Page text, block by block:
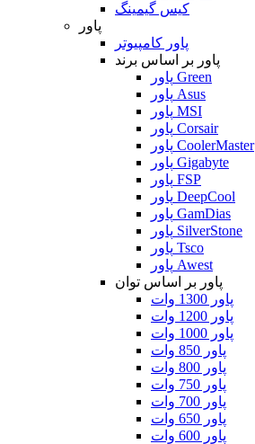
کیس گیمینگ
پاور
پاور کامپیوتر
پاور بر اساس برند
پاور Green
پاور Asus
پاور MSI
پاور Corsair
پاور CoolerMaster
پاور Gigabyte
پاور FSP
پاور DeepCool
پاور GamDias
پاور SilverStone
پاور Tsco
پاور Awest
پاور بر اساس توان
پاور 1300 وات
پاور 1200 وات
پاور 1000 وات
پاور 850 وات
پاور 800 وات
پاور 750 وات
پاور 700 وات
پاور 650 وات
پاور 600 وات